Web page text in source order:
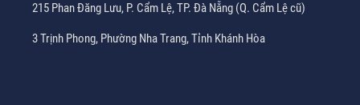
215 Phan Đăng Lưu, P. Cẩm Lệ, TP. Đà Nẵng (Q. Cẩm Lệ cũ)
3 Trịnh Phong, Phường Nha Trang, Tỉnh Khánh Hòa